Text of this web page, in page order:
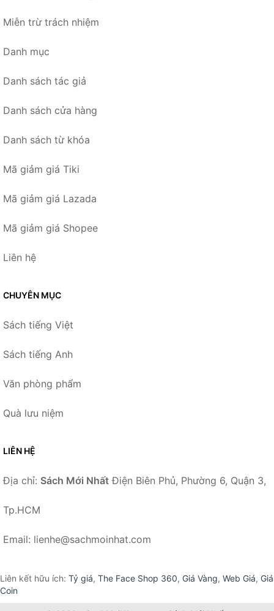
Miễn trừ trách nhiệm
Danh mục
Danh sách tác giả
Danh sách cửa hàng
Danh sách từ khóa
Mã giảm giá Tiki
Mã giảm giá Lazada
Mã giảm giá Shopee
Liên hệ
CHUYÊN MỤC
Sách tiếng Việt
Sách tiếng Anh
Văn phòng phẩm
Quà lưu niệm
LIÊN HỆ
Địa chỉ: Sách Mới Nhất Điện Biên Phủ, Phường 6, Quận 3,
Tp.HCM
Email: lienhe@sachmoinhat.com
Liên kết hữu ích: Tỷ giá, The Face Shop 360, Giá Vàng, Web Giá, Giá
Coin